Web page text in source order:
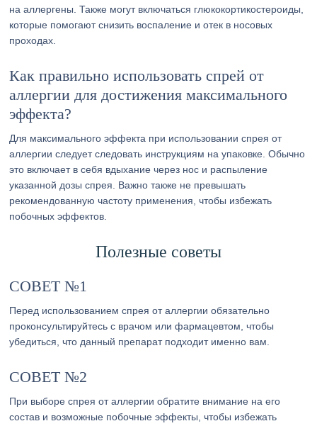
на аллергены. Также могут включаться глюкокортикостероиды,
которые помогают снизить воспаление и отек в носовых
проходах.
Как правильно использовать спрей от
аллергии для достижения максимального
эффекта?
Для максимального эффекта при использовании спрея от
аллергии следует следовать инструкциям на упаковке. Обычно
это включает в себя вдыхание через нос и распыление
указанной дозы спрея. Важно также не превышать
рекомендованную частоту применения, чтобы избежать
побочных эффектов.
Полезные советы
СОВЕТ №1
Перед использованием спрея от аллергии обязательно
проконсультируйтесь с врачом или фармацевтом, чтобы
убедиться, что данный препарат подходит именно вам.
СОВЕТ №2
При выборе спрея от аллергии обратите внимание на его
состав и возможные побочные эффекты, чтобы избежать